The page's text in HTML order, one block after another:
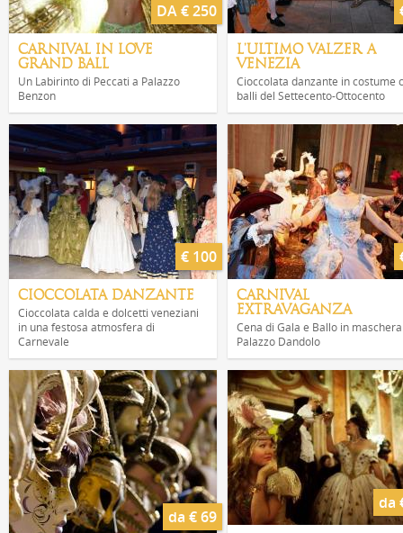
DA € 250
CARNIVAL IN LOVE
GRAND BALL
Un Labirinto di Peccati a Palazzo
Benzon
L'ULTIMO VALZER A
VENEZIA
Cioccolata danzante in costume
balli del Settecento-Ottocento
€ 100
CIOCCOLATA DANZANTE
Cioccolata calda e dolcetti veneziani
in una festosa atmosfera di
Carnevale
CARNIVAL
EXTRAVAGANZA
Cena di Gala e Ballo in
Palazzo Dandolo
da € 69
da